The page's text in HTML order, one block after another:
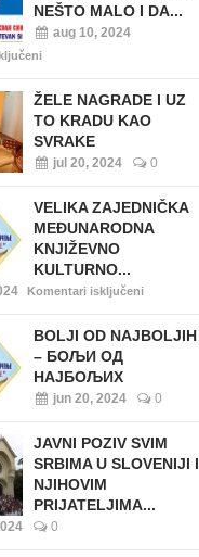
NEŠTO MALO I DA...
aug 10, 2024
ŽELE NAGRADE I UZ
TO KRADU KAO
SVRAKE
jul 20, 2024 0
VELIKA ZAJEDNIČKA
MEĐUNARODNA
KNJIŽEVNO
KULTURNO...
Komentari isključeni
BOLJI OD NAJBOLJIH
– БОЉИ ОД
НАЈБОЉИХ
jun 20, 2024 0
JAVNI POZIV SVIM
SRBIMA U SLOVENIJI I
NJIHOVIM
PRIJATELJIMA...
0